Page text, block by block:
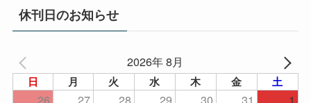
イ
ブ
休刊日のお知らせ
2026年 8月
日 月 火 水 木 金 土
26 27 28 29 30 31
1